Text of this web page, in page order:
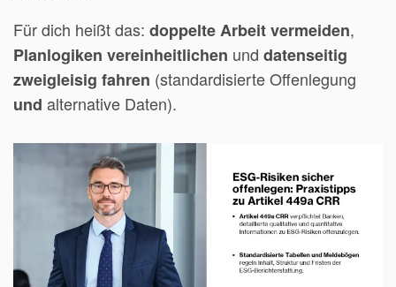
Für dich heißt das: doppelte Arbeit vermeiden,
Planlogiken vereinheitlichen und datenseitig
zweigleisig fahren (standardisierte Offenlegung
und alternative Daten).